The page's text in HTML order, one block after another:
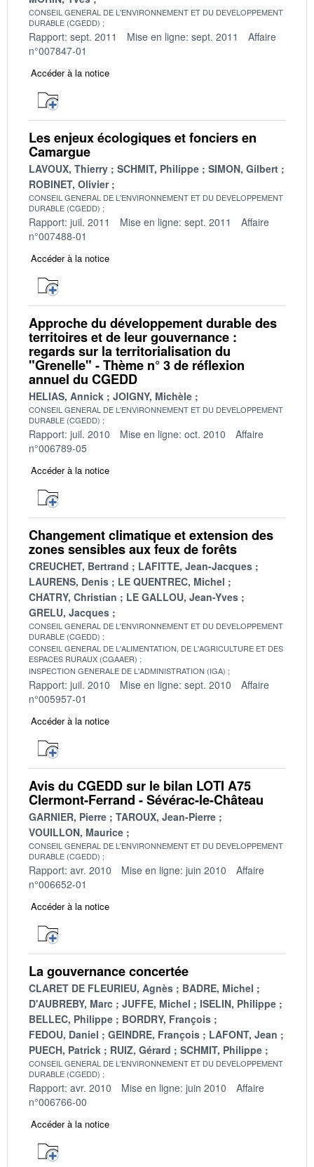
CONSEIL GENERAL DE L'ENVIRONNEMENT ET DU DEVELOPPEMENT
DURABLE (CGEDD)
Rapport: sept. 2011 Mise en ligne: sept. 2011
Affaire
n°007847-01
Accéder à la notice
Les enjeux écologiques et fonciers en
Camargue
LAVOUX, Thierry SCHMIT, Philippe
SIMON, Gilbert
ROBINET, Olivier
CONSEIL GENERAL DE L'ENVIRONNEMENT ET DU DEVELOPPEMENT
DURABLE (CGEDD)
Rapport: juil. 2011 Mise en ligne: sept. 2011
Affaire
n°007488-01
Accéder à la notice
Approche du développement durable des
territoires et de leur gouvernance :
regards sur la territorialisation du
"Grenelle" - Thème n° 3 de réflexion
annuel du CGEDD
HELIAS, Annick JOIGNY, Michèle
CONSEIL GENERAL DE L'ENVIRONNEMENT ET DU DEVELOPPEMENT
DURABLE (CGEDD)
Rapport: juil. 2010 Mise en ligne: oct. 2010
Affaire
n°006789-05
Accéder à la notice
Changement climatique et extension des
zones sensibles aux feux de forêts
CREUCHET, Bertrand
LAFITTE, Jean-Jacques
LAURENS, Denis
LE QUENTREC, Michel
CHATRY, Christian
LE GALLOU, Jean-Yves
GRELU, Jacques
CONSEIL GENERAL DE L'ENVIRONNEMENT ET DU DEVELOPPEMENT
DURABLE (CGEDD)
CONSEIL GENERAL DE L'ALIMENTATION, DE L'AGRICULTURE ET DES
ESPACES RURAUX (CGAAER)
INSPECTION GENERALE DE L'ADMINISTRATION (IGA)
Rapport: juil. 2010 Mise en ligne: sept. 2010
Affaire
n°005957-01
Accéder à la notice
Avis du CGEDD sur le bilan LOTI A75
Clermont-Ferrand - Sévérac-le-Château
GARNIER, Pierre
TAROUX, Jean-Pierre
VOUILLON, Maurice
CONSEIL GENERAL DE L'ENVIRONNEMENT ET DU DEVELOPPEMENT
DURABLE (CGEDD)
Rapport: avr. 2010 Mise en ligne: juin 2010
Affaire
n°006652-01
Accéder à la notice
La gouvernance concertée
CLARET DE FLEURIEU, Agnès
BADRE, Michel
D'AUBREBY, Marc
JUFFE, Michel
ISELIN, Philippe
BELLEC, Philippe
BORDRY, François
FEDOU, Daniel
GEINDRE, François
LAFONT, Jean
PUECH, Patrick
RUIZ, Gérard SCHMIT, Philippe
CONSEIL GENERAL DE L'ENVIRONNEMENT ET DU DEVELOPPEMENT
DURABLE (CGEDD)
Rapport: avr. 2010 Mise en ligne: juin 2010
Affaire
n°006766-00
Accéder à la notice